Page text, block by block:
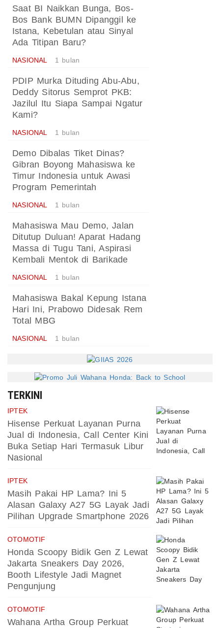
Saat BI Naikkan Bunga, Bos-
Bos Bank BUMN Dipanggil ke
Istana, Kebetulan atau Sinyal
Ada Titipan Baru?
NASIONAL 1 bulan
PDIP Murka Dituding Abu-Abu,
Deddy Sitorus Semprot PKB:
Jazilul Itu Siapa Sampai Ngatur
Kami?
NASIONAL 1 bulan
Demo Dibalas Tiket Dinas?
Gibran Boyong Mahasiswa ke
Timur Indonesia untuk Awasi
Program Pemerintah
NASIONAL 1 bulan
Mahasiswa Mau Demo, Jalan
Ditutup Duluan! Aparat Hadang
Massa di Tugu Tani, Aspirasi
Kembali Mentok di Barikade
NASIONAL 1 bulan
Mahasiswa Bakal Kepung Istana
Hari Ini, Prabowo Didesak Rem
Total MBG
NASIONAL 1 bulan
TERKINI
IPTEK
Hisense Perkuat Layanan Purna
Jual di Indonesia, Call Center Kini
Buka Setiap Hari Termasuk Libur
Nasional
IPTEK
Masih Pakai HP Lama? Ini 5
Alasan Galaxy A27 5G Layak Jadi
Pilihan Upgrade Smartphone 2026
OTOMOTIF
Honda Scoopy Bidik Gen Z Lewat
Jakarta Sneakers Day 2026,
Booth Lifestyle Jadi Magnet
Pengunjung
OTOMOTIF
Wahana Artha Group Perkuat